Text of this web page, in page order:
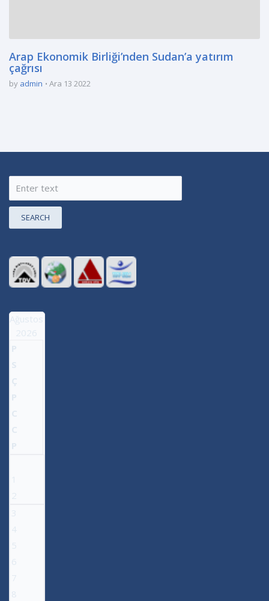
Arap Ekonomik Birliği’nden Sudan’a yatırım
çağrısı
by admin Ara 13 2022
SEARCH
Ağustos
2026
P
S
Ç
P
C
C
P
1
2
3
4
5
6
7
8